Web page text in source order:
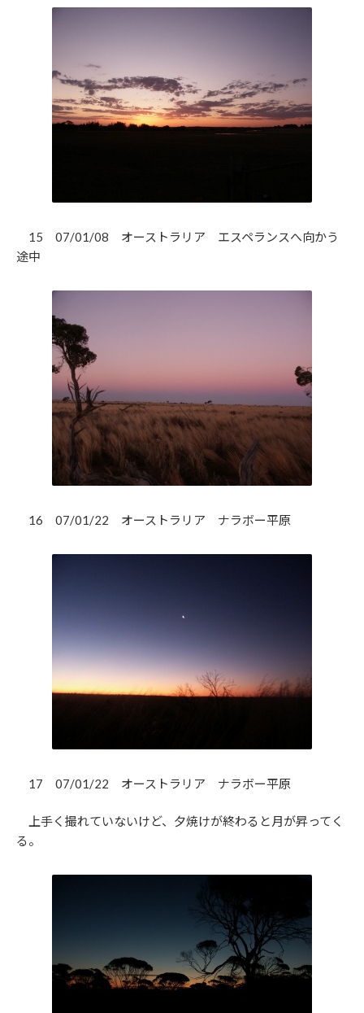
15 07/01/08 オーストラリア エスペランスへ向かう
途中
16 07/01/22 オーストラリア ナラボー平原
17 07/01/22 オーストラリア ナラボー平原
上手く撮れていないけど、夕焼けが終わると月が昇ってく
る。